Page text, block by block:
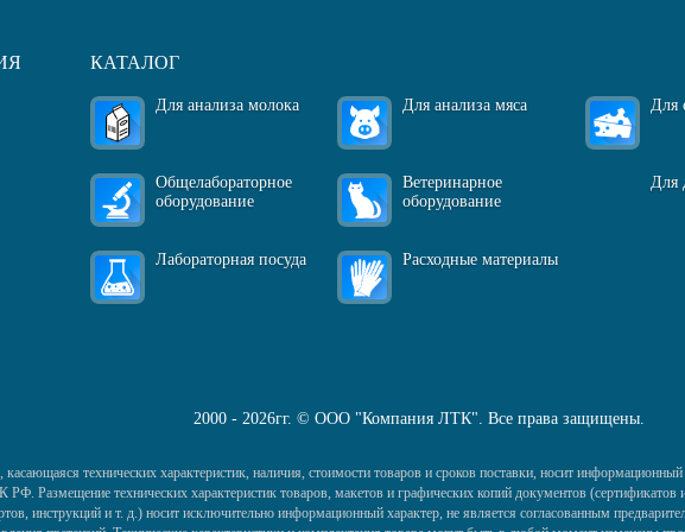
КАТАЛОГ
Для анализа молока Для анализа мяса Для
Общелабораторное
оборудование
Ветеринарное
оборудование
Для
Лабораторная посуда Расходные материалы
2000 - 2026гг. © ООО "Компания ЛТК". Все права защищены.
технических характеристик, наличия, стоимости товаров и сроков поставки, носит
Размещение технических характеристик товаров, макетов и графических копий документов (сертификатов
инструкций и т. д.) носит исключительно информационный характер, не является согласованным